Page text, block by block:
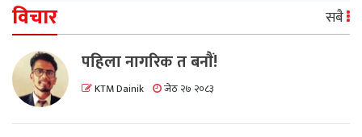
विचार सबै
पहिला नागरिक त बनाैं!
KTM Dainik जेठ २७ २०८३